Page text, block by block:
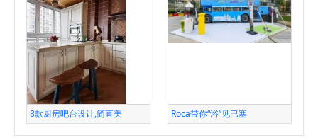
8款厨房吧台设计,简直美 Roca带你“浴”见巴塞